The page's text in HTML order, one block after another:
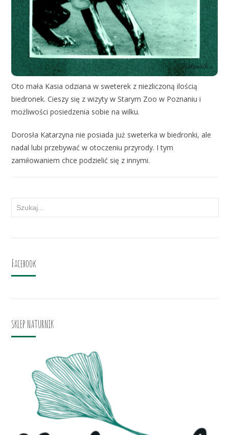
Oto mała Kasia odziana w sweterek z niezliczoną ilością
biedronek. Cieszy się z wizyty w Starym Zoo w Poznaniu i
możliwości posiedzenia sobie na wilku.
Dorosła Katarzyna nie posiada już sweterka w biedronki, ale
nadal lubi przebywać w otoczeniu przyrody. I tym
zamiłowaniem chce podzielić się z innymi.
Facebook
SKLEP NATURNIK